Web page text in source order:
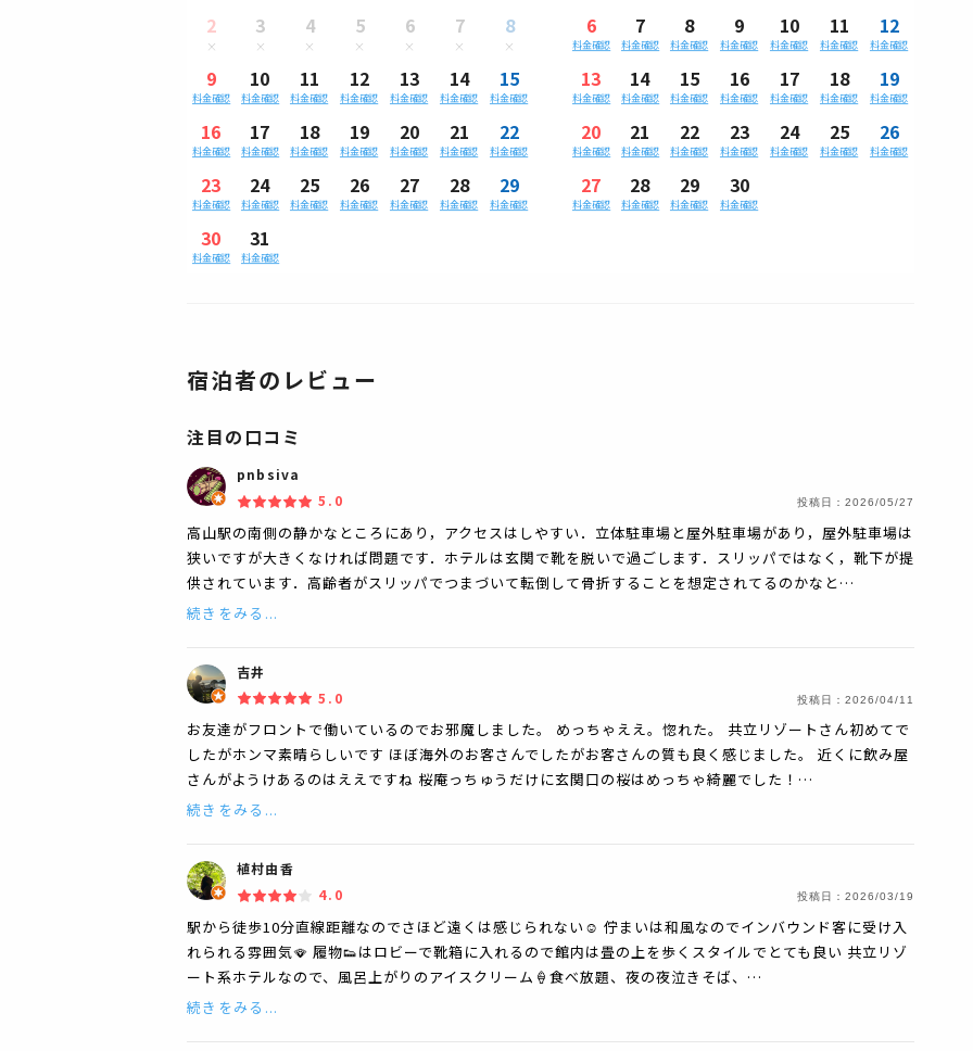
2 3 4 5 6 7 8
9
料金確認
10
料金確認
11
料金確認
12
料金確認
13
料金確認
14
料金確認
15
料金確認
16
料金確認
17
料金確認
18
料金確認
19
料金確認
20
料金確認
21
料金確認
22
料金確認
23
料金確認
24
料金確認
25
料金確認
26
料金確認
27
料金確認
28
料金確認
29
料金確認
30
料金確認
31
料金確認
6
料金確認
7
料金確認
8
料金確認
9
料金確認
10
料金確認
11
料金確認
12
料金確認
13
料金確認
14
料金確認
15
料金確認
16
料金確認
17
料金確認
18
料金確認
19
料金確認
20
料金確認
21
料金確認
22
料金確認
23
料金確認
24
料金確認
25
料金確認
26
料金確認
27
料金確認
28
料金確認
29
料金確認
30
料金確認
宿泊者のレビュー
注目の口コミ
pnbsiva
5.0
投稿日： 2026/05/27
高山駅の南側の静かなところにあり，アクセスはしやすい．立体駐車場と屋外駐車場があり，屋外駐車場は
狭いですが大きくなければ問題です．ホテルは玄関で靴を脱いで過ごします．スリッパではなく，靴下が提
供されています．高齢者がスリッパでつまづいて転倒して骨折することを想定されてるのかなと…
続きをみる...
吉井
5.0
投稿日： 2026/04/11
お友達がフロントで働いているのでお邪魔しました。 めっちゃええ。惚れた。 共立リゾートさん初めてで
したがホンマ素晴らしいです ほぼ海外のお客さんでしたがお客さんの質も良く感じました。 近くに飲み屋
さんがようけあるのはええですね 桜庵っちゅうだけに玄関口の桜はめっちゃ綺麗でした！…
続きをみる...
植村由香
4.0
投稿日： 2026/03/19
駅から徒歩10分直線距離なのでさほど遠くは感じられない☺️ 佇まいは和風なのでインバウンド客に受け入
れられる雰囲気🪭 履物👟はロビーで靴箱に入れるので館内は畳の上を歩くスタイルでとても良い 共立リゾ
ート系ホテルなので、風呂上がりのアイスクリーム🍦食べ放題、夜の夜泣きそば、…
続きをみる...